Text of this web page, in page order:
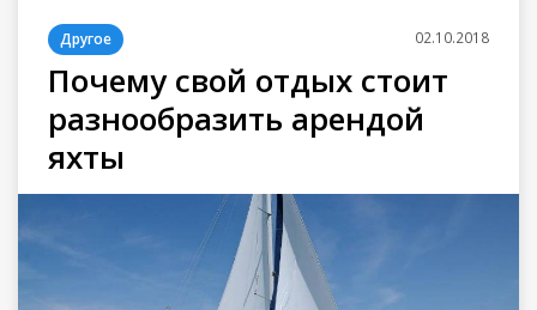
02.10.2018
Другое
Почему свой отдых стоит
разнообразить арендой
яхты